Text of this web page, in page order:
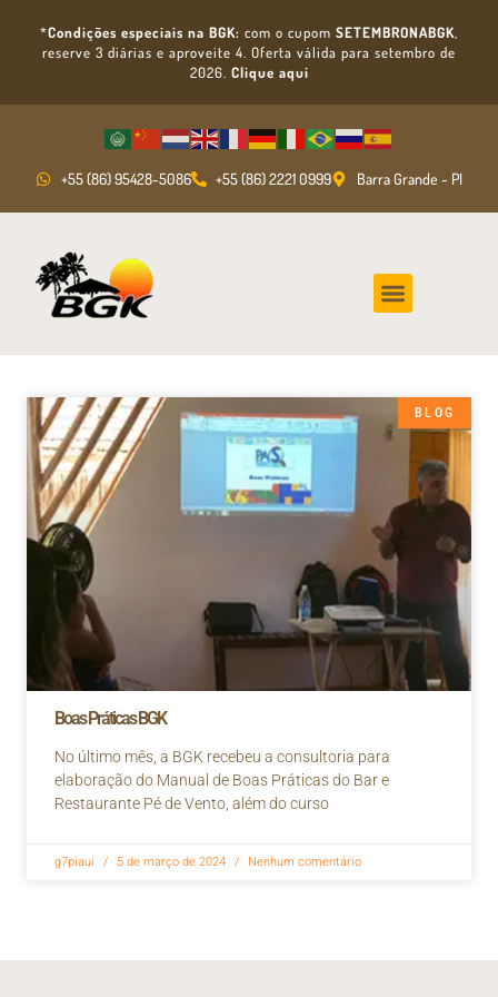
*Condições especiais na BGK: com o cupom SETEMBRONABGK,
reserve 3 diárias e aproveite 4. Oferta válida para setembro de
2026. Clique aqui
+55 (86) 95428-5086 +55 (86) 2221 0999 Barra Grande - PI
BLOG
Boas Práticas BGK
No último mês, a BGK recebeu a consultoria para
elaboração do Manual de Boas Práticas do Bar e
Restaurante Pé de Vento, além do curso
g7piaui 5 de março de 2024 Nenhum comentário